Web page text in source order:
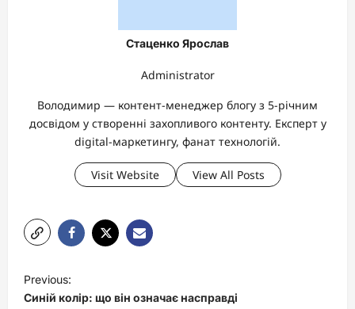
Стаценко Ярослав
Administrator
Володимир — контент-менеджер блогу з 5-річним
досвідом у створенні захопливого контенту. Експерт у
digital-маркетингу, фанат технологій.
Visit Website View All Posts
P
o
Previous:
Синій колір: що він означає насправді